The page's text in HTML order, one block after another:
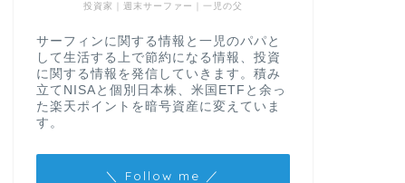
投資家｜週末サーファー｜一児の父
サーフィンに関する情報と一児のパパと
して生活する上で節約になる情報、投資
に関する情報を発信していきます。積み
立てNISAと個別日本株、米国ETFと余っ
た楽天ポイントを暗号資産に変えていま
す。
＼ Follow me ／